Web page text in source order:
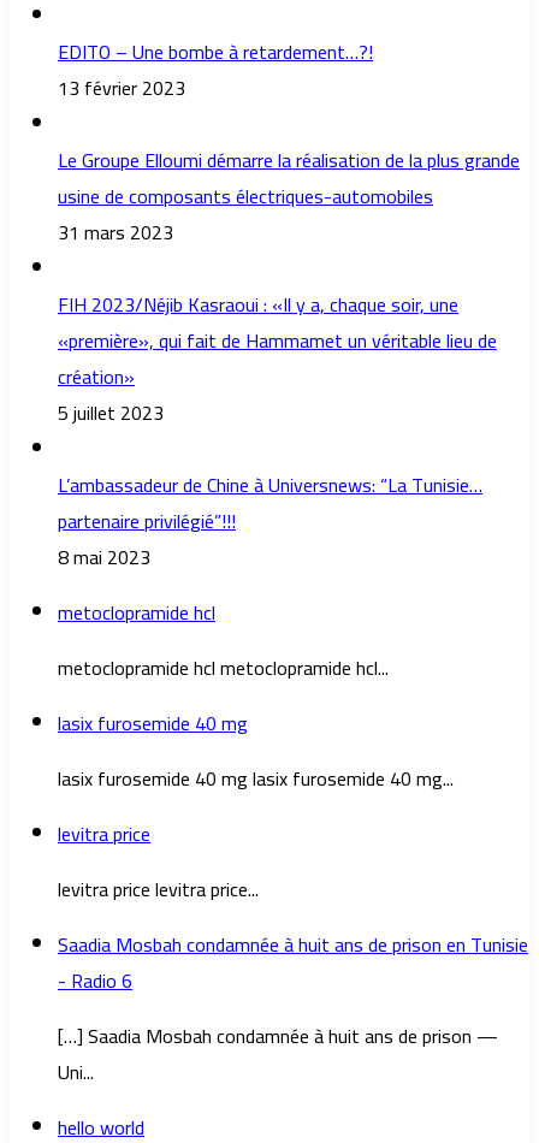
EDITO – Une bombe à retardement…?!
13 février 2023
Le Groupe Elloumi démarre la réalisation de la plus grande
usine de composants électriques-automobiles
31 mars 2023
FIH 2023/Néjib Kasraoui : «Il y a, chaque soir, une
«première», qui fait de Hammamet un véritable lieu de
création»
5 juillet 2023
L’ambassadeur de Chine à Universnews: “La Tunisie…
partenaire privilégié”!!!
8 mai 2023
metoclopramide hcl
metoclopramide hcl metoclopramide hcl...
lasix furosemide 40 mg
lasix furosemide 40 mg lasix furosemide 40 mg...
levitra price
levitra price levitra price...
Saadia Mosbah condamnée à huit ans de prison en Tunisie
- Radio 6
[…] Saadia Mosbah condamnée à huit ans de prison —
Uni...
hello world